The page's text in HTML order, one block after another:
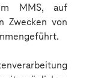
MMS, auf
Zwecken von